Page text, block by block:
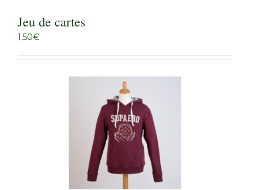
Jeu de cartes
1,50€